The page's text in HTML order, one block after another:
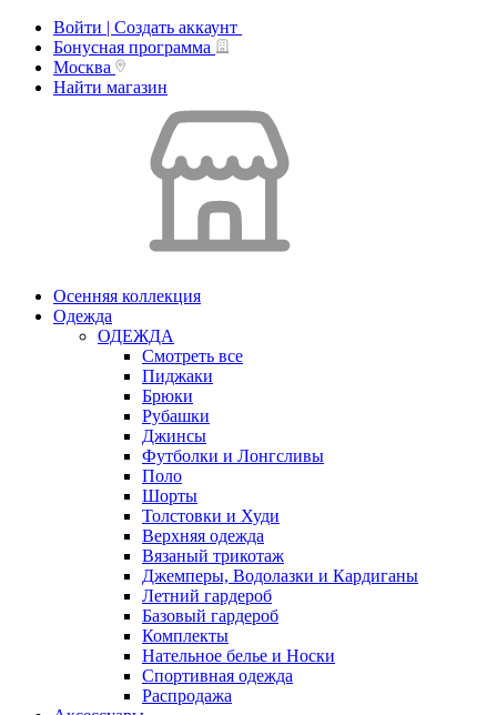
Войти | Создать аккаунт
Бонусная программа
Москва
Найти магазин
Осенняя коллекция
Одежда
ОДЕЖДА
Смотреть все
Пиджаки
Брюки
Рубашки
Джинсы
Футболки и Лонгсливы
Поло
Шорты
Толстовки и Худи
Верхняя одежда
Вязаный трикотаж
Джемперы, Водолазки и Кардиганы
Летний гардероб
Базовый гардероб
Комплекты
Нательное белье и Носки
Спортивная одежда
Распродажа